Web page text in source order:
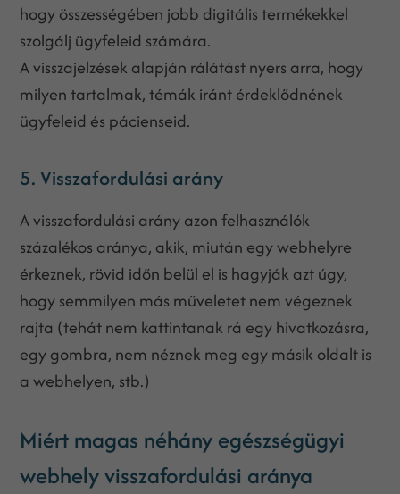
hogy összességében jobb digitális termékekkel
szolgálj ügyfeleid számára.
A visszajelzések alapján rálátást nyers arra, hogy
milyen tartalmak, témák iránt érdeklődnének
ügyfeleid és pácienseid.
5. Visszafordulási arány
A visszafordulási arány azon felhasználók
százalékos aránya, akik, miután egy webhelyre
érkeznek, rövid időn belül el is hagyják azt úgy,
hogy semmilyen más műveletet nem végeznek
rajta (tehát nem kattintanak rá egy hivatkozásra,
egy gombra, nem néznek meg egy másik oldalt is
a webhelyen, stb.)
Miért magas néhány egészségügyi
webhely visszafordulási aránya